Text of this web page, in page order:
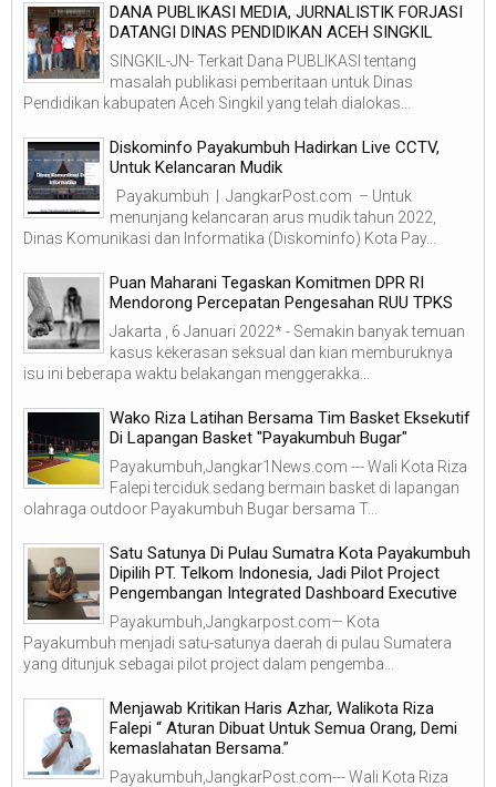
DANA PUBLIKASI MEDIA, JURNALISTIK FORJASI
DATANGI DINAS PENDIDIKAN ACEH SINGKIL
SINGKIL-JN- Terkait Dana PUBLIKASI tentang
masalah publikasi pemberitaan untuk Dinas
Pendidikan kabupaten Aceh Singkil yang telah dialokas...
Diskominfo Payakumbuh Hadirkan Live CCTV,
Untuk Kelancaran Mudik
Payakumbuh | JangkarPost.com – Untuk
menunjang kelancaran arus mudik tahun 2022,
Dinas Komunikasi dan Informatika (Diskominfo) Kota Pay...
Puan Maharani Tegaskan Komitmen DPR RI
Mendorong Percepatan Pengesahan RUU TPKS
Jakarta , 6 Januari 2022* - Semakin banyak temuan
kasus kekerasan seksual dan kian memburuknya
isu ini beberapa waktu belakangan menggerakka...
Wako Riza Latihan Bersama Tim Basket Eksekutif
Di Lapangan Basket "Payakumbuh Bugar"
Payakumbuh,Jangkar1News.com --- Wali Kota Riza
Falepi terciduk sedang bermain basket di lapangan
olahraga outdoor Payakumbuh Bugar bersama T...
Satu Satunya Di Pulau Sumatra Kota Payakumbuh
Dipilih PT. Telkom Indonesia, Jadi Pilot Project
Pengembangan Integrated Dashboard Executive
Payakumbuh,Jangkarpost.com— Kota
Payakumbuh menjadi satu-satunya daerah di pulau Sumatera
yang ditunjuk sebagai pilot project dalam pengemba...
Menjawab Kritikan Haris Azhar, Walikota Riza
Falepi “ Aturan Dibuat Untuk Semua Orang, Demi
kemaslahatan Bersama.”
Payakumbuh,JangkarPost.com--- Wali Kota Riza